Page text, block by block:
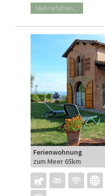
Mehr erfahren...
Ferienwohnung
zum Meer 65km